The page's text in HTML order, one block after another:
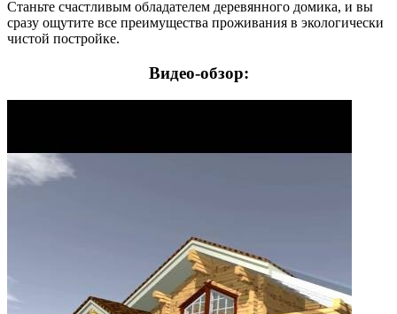
Станьте счастливым обладателем деревянного домика, и вы
сразу ощутите все преимущества проживания в экологически
чистой постройке.
Видео-обзор: